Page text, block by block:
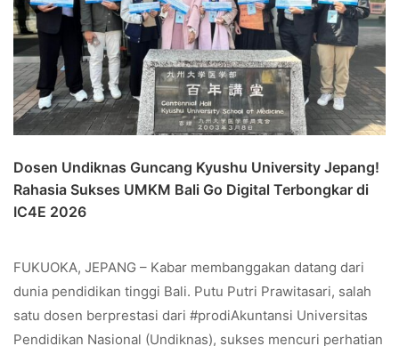
Dosen Undiknas Guncang Kyushu University Jepang!
Rahasia Sukses UMKM Bali Go Digital Terbongkar di
IC4E 2026
FUKUOKA, JEPANG – Kabar membanggakan datang dari
dunia pendidikan tinggi Bali. Putu Putri Prawitasari, salah
satu dosen berprestasi dari #prodiAkuntansi Universitas
Pendidikan Nasional (Undiknas), sukses mencuri perhatian